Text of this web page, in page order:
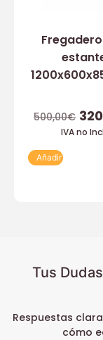
500,00€
IVA no
Añadir
Tus
Respuestas
cómo